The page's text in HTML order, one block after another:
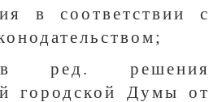
в соответствии с
решения
городской Думы от